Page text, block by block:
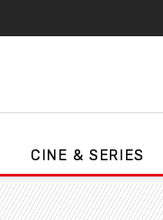
CINE & SERIES